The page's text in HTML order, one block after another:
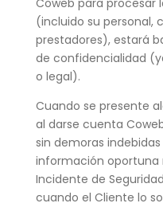
Coweb para procesar
(incluido su personal,
prestadores), estará
de confidencialidad
o legal).
Cuando se presente
al darse cuenta
sin demoras
información oportuna
Incidente de
cuando el Cliente lo